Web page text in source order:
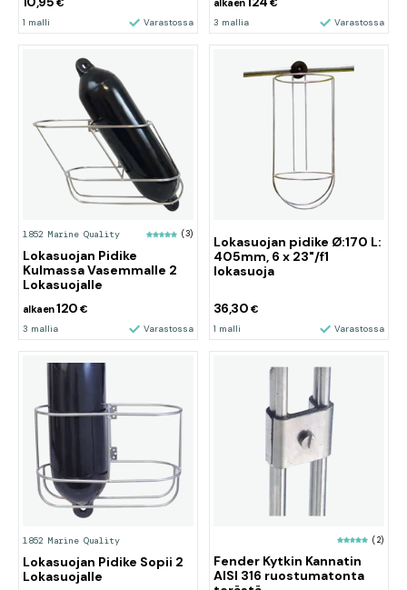
€
1 malli Varastossa
alkaen €
3 mallia Varastossa
1852 Marine Quality (3)
Lokasuojan Pidike
Kulmassa Vasemmalle 2
Lokasuojalle
alkaen120 €
3 mallia Varastossa
Lokasuojan pidike Ø:170 L:
405mm, 6 x 23"/f1
lokasuoja
36,30 €
1 malli Varastossa
1852 Marine Quality
Lokasuojan Pidike Sopii 2
Lokasuojalle
(2)
Fender Kytkin Kannatin
AISI 316 ruostumatonta